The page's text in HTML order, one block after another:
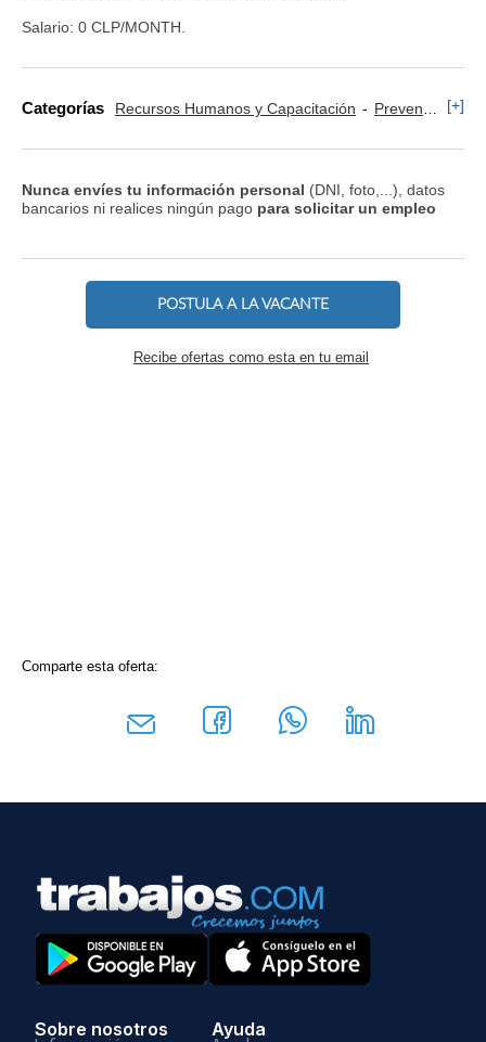
Salario: 0 CLP/MONTH.
Categorías Recursos Humanos y Capacitación Prevención y Riesgos Laborales [+]
Nunca envíes tu información personal (DNI, foto,...), datos
bancarios ni realices ningún pago para solicitar un empleo
POSTULA A LA VACANTE
Recibe ofertas como esta en tu email
Comparte esta oferta:
Sobre nosotros Ayuda